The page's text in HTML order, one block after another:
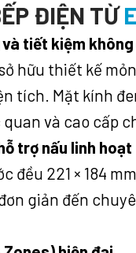
ĐIỆN TỪ
tiết kiệm
hữu thiết kế
tích. Mặt kính
và cao cấp
trợ nấu linh hoạt
đều 221 × 184
giản đến